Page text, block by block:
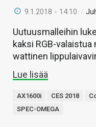
9.1.2018 - 14:10 /
Uutuusmalleihin
kaksi RGB-
wattinen
Lue lisää
AX1600i CES 2018
SPEC-OMEGA